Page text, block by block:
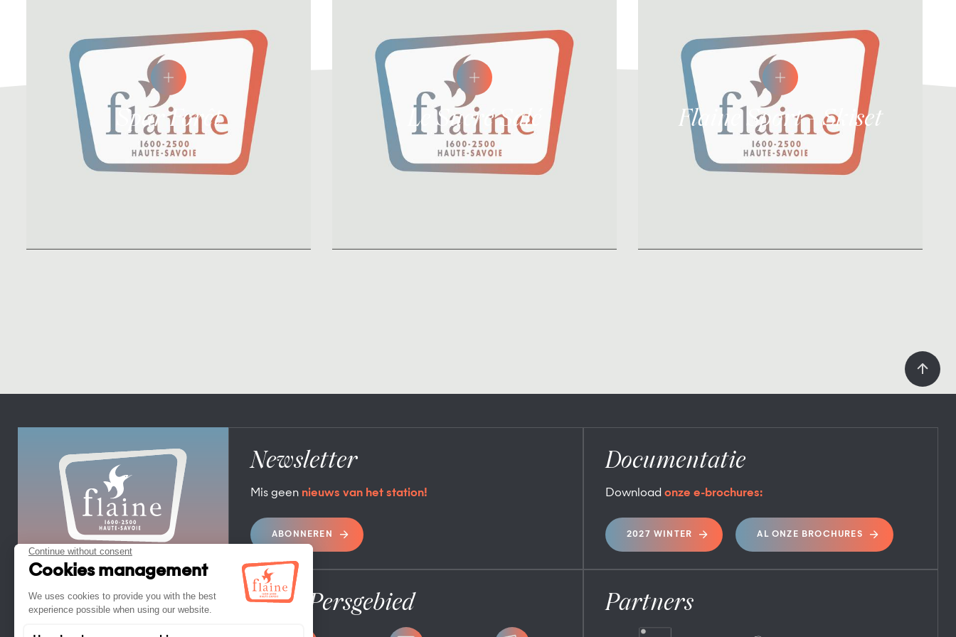
Spar Forêt Le Sucré Salé Flaine Sport - Skiset
TOERISTENBUREAU FLAINE
FLAINE FORUM – 74300 FLAINE
TEL. +33 (0)4 50 90 80 01
Newsletter
Mis geen nieuws van het station!
ABONNEREN
Documentatie
Download onze e-brochures:
2027 WINTER AL ONZE BROCHURES
Pro / Persgebied Partners